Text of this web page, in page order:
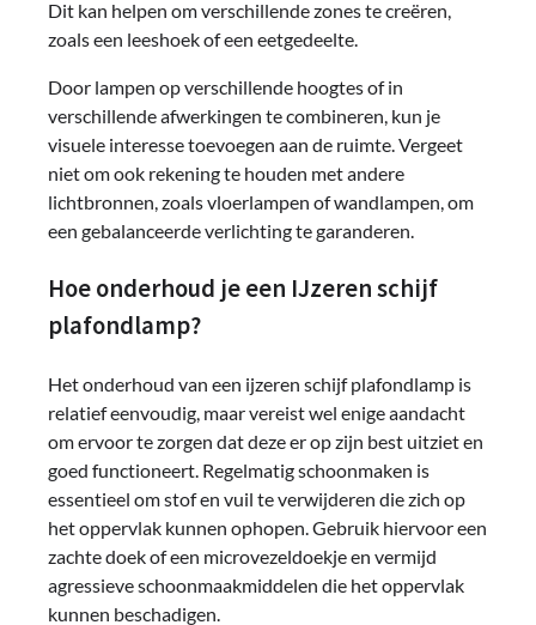
Dit kan helpen om verschillende zones te creëren,
zoals een leeshoek of een eetgedeelte.
Door lampen op verschillende hoogtes of in
verschillende afwerkingen te combineren, kun je
visuele interesse toevoegen aan de ruimte. Vergeet
niet om ook rekening te houden met andere
lichtbronnen, zoals vloerlampen of wandlampen, om
een gebalanceerde verlichting te garanderen.
Hoe onderhoud je een IJzeren schijf
plafondlamp?
Het onderhoud van een ijzeren schijf plafondlamp is
relatief eenvoudig, maar vereist wel enige aandacht
om ervoor te zorgen dat deze er op zijn best uitziet en
goed functioneert. Regelmatig schoonmaken is
essentieel om stof en vuil te verwijderen die zich op
het oppervlak kunnen ophopen. Gebruik hiervoor een
zachte doek of een microvezeldoekje en vermijd
agressieve schoonmaakmiddelen die het oppervlak
kunnen beschadigen.